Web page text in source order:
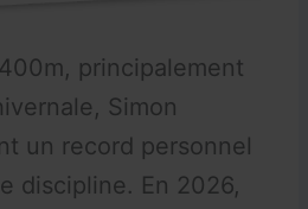
principalement
Simon
un record personnel
discipline. En 2026,